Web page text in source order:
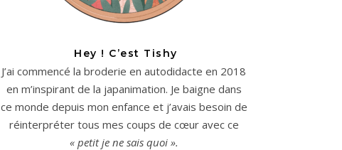
Hey ! C’est Tishy
J’ai commencé la broderie en autodidacte en 2018
en m’inspirant de la japanimation. Je baigne dans
ce monde depuis mon enfance et j’avais besoin de
réinterpréter tous mes coups de cœur avec ce
« petit je ne sais quoi ».